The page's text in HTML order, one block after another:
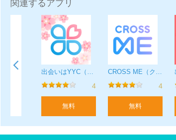
18歳未満の方は利用できません。
◆patersの使い方
①さがすタブでお相手を探す
②気になる方に「いいね！」を押しましょう
③「ありがとう！」が返ってきたらマッチング
④年齢認証をしてトークを開始しましょう
⑤トークを開始することでお互いだけの自由な
※女性年齢未認証会員はメッセージ送信、開封
※男性無料会員はトーク開始するのに有料会員登
◆24時間365日監視体制
関連するアプリ
4
無料
4
無料